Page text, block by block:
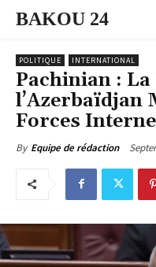
BAKOU 24
POLITIQUE INTERNATIONAL
Pachinian : La
l’Azerbaïdjan
Forces
By Equipe de rédaction